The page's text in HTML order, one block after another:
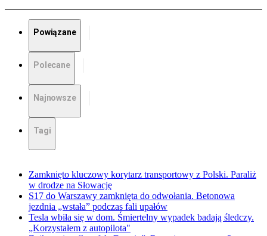
Powiązane
Polecane
Najnowsze
Tagi
Zamknięto kluczowy korytarz transportowy z Polski. Paraliż
w drodze na Słowację
S17 do Warszawy zamknięta do odwołania. Betonowa
jezdnia „wstała” podczas fali upałów
Tesla wbiła się w dom. Śmiertelny wypadek badają śledczy.
„Korzystałem z autopilota"